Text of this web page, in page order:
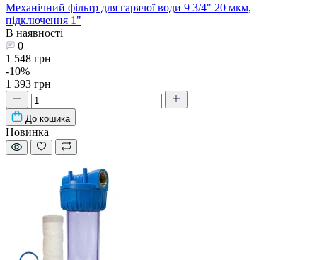
Механічний фільтр для гарячої води 9 3/4" 20 мкм,
підключення 1"
В наявності
0
1 548 грн
-10%
1 393 грн
До кошика
Новинка